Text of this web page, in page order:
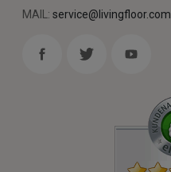
MAIL: service@livingfloor.com